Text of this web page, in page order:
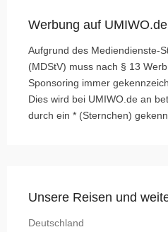
Werbung auf UMIWO.de
Aufgrund des Mediendienste-
(MDStV) muss nach § 13
Sponsoring immer
Dies wird bei UMIWO.de an
durch ein * (Sternchen)
Unsere Reisen und
Deutschland